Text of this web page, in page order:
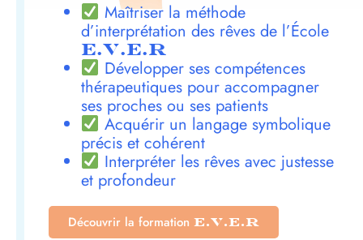
Maîtriser la méthode
d’interprétation des rêves de l’École
E.V.E.R
Développer ses compétences
thérapeutiques pour accompagner
ses proches ou ses patients
Acquérir un langage symbolique
précis et cohérent
Interpréter les rêves avec justesse
et profondeur
Découvrir la formation E.V.E.R